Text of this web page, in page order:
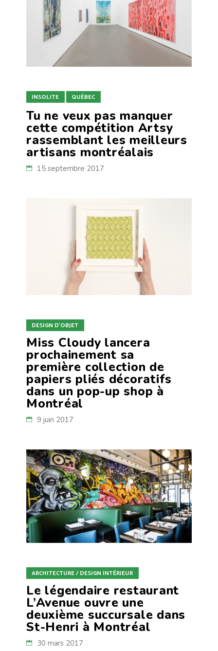
INSOLITE QUÉBEC
Tu ne veux pas manquer
cette compétition Artsy
rassemblant les meilleurs
artisans montréalais
15 septembre 2017
DESIGN D'OBJET
Miss Cloudy lancera
prochainement sa
première collection de
papiers pliés décoratifs
dans un pop-up shop à
Montréal
9 juin 2017
ARCHITECTURE / DESIGN INTÉRIEUR
Le légendaire restaurant
L’Avenue ouvre une
deuxième succursale dans
St-Henri à Montréal
30 mars 2017